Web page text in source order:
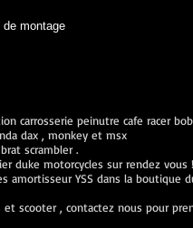
montage
carrosserie peinutre cafe racer
dax , monkey et msx
scrambler .
duke motorcycles sur rendez vous
YSS dans la boutique
scooter , contactez nous pour